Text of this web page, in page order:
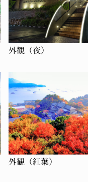
外観（夜）
外観（紅葉）